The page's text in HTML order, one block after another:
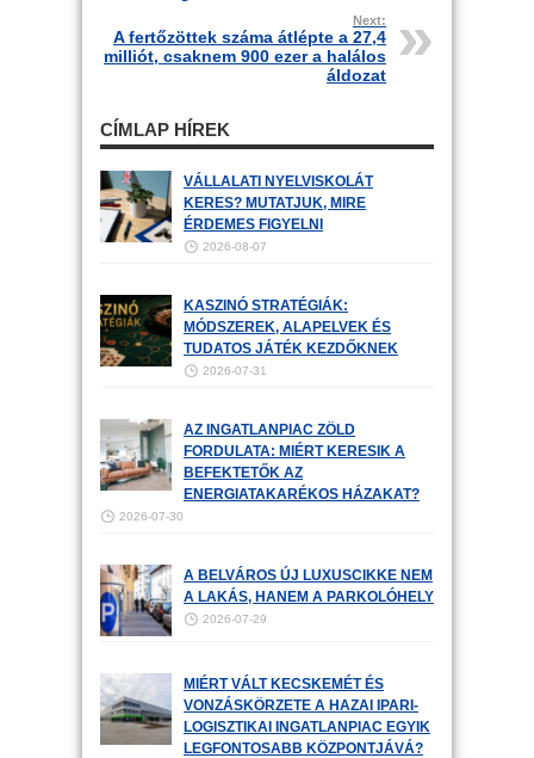
Next:
A fertőzöttek száma átlépte a 27,4
milliót, csaknem 900 ezer a halálos
áldozat
CÍMLAP HÍREK
VÁLLALATI NYELVISKOLÁT
KERES? MUTATJUK, MIRE
ÉRDEMES FIGYELNI
2026-08-07
KASZINÓ STRATÉGIÁK:
MÓDSZEREK, ALAPELVEK ÉS
TUDATOS JÁTÉK KEZDŐKNEK
2026-07-31
AZ INGATLANPIAC ZÖLD
FORDULATA: MIÉRT KERESIK A
BEFEKTETŐK AZ
ENERGIATAKARÉKOS HÁZAKAT?
2026-07-30
A BELVÁROS ÚJ LUXUSCIKKE NEM
A LAKÁS, HANEM A PARKOLÓHELY
2026-07-29
MIÉRT VÁLT KECSKEMÉT ÉS
VONZÁSKÖRZETE A HAZAI IPARI-
LOGISZTIKAI INGATLANPIAC EGYIK
LEGFONTOSABB KÖZPONTJÁVÁ?